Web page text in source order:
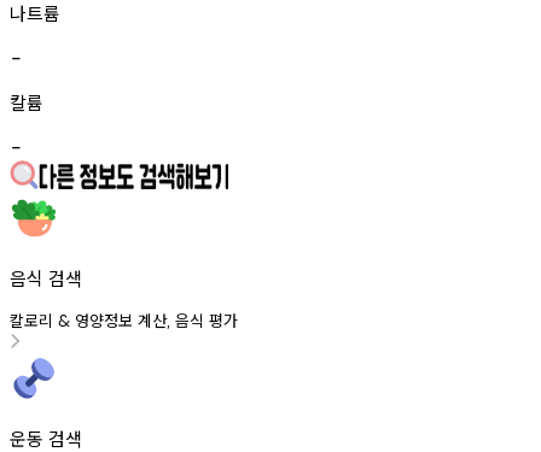
나트륨
-
칼륨
-
음식 검색
칼로리 & 영양정보 계산, 음식 평가
운동 검색